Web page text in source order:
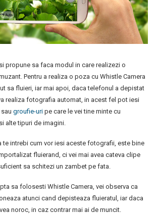
propune sa faca modul in care realizezi o
Pentru a realiza o poza cu Whistle Camera
sa fluieri, iar mai apoi, daca telefonul a depistat
realiza fotografia automat, in acest fel pot iesi
groufie-uri pe care le vei tine minte cu
alte tipuri de imagini.
te intrebi cum vor iesi aceste fotografii, este bine
fluierand, ci vei mai avea cateva clipe
sa schitezi un zambet pe fata.
sa folosesti Whistle Camera, vei observa ca
atunci cand depisteaza fluieratul, iar daca
noroc, in caz contrar mai ai de muncit.